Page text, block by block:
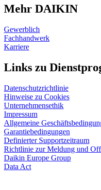
Mehr DAIKIN
Gewerblich
Fachhandwerk
Karriere
Links zu
Datenschutzrichtlinie
Hinweise zu Cookies
Unternehmensethik
Impressum
Allgemeine
Garantiebedingungen
Definierter Supportzeitraum
Richtlinie zur Meldung und
Daikin Europe Group
Data Act